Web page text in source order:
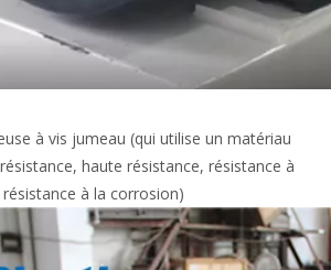
à vis jumeau (qui utilise un matériau
haute résistance, résistance à
à la corrosion)